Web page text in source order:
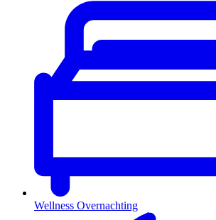
Wellness Overnachting